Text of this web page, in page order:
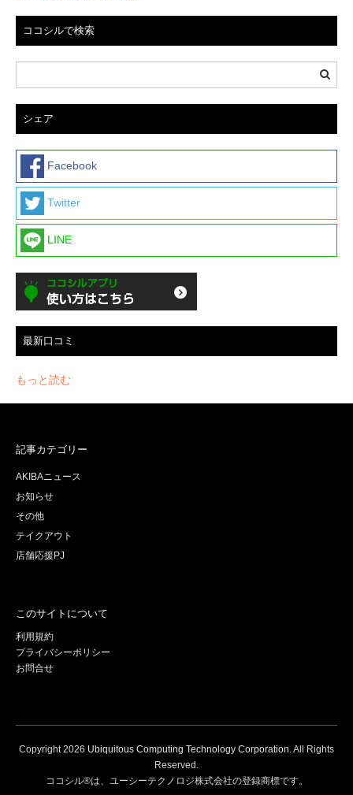
ココシルで検索
シェア
Facebook
Twitter
LINE
最新口コミ
もっと読む
記事カテゴリー
AKIBAニュース
お知らせ
その他
テイクアウト
店舗応援PJ
このサイトについて
利用規約
プライバシーポリシー
お問合せ
Copyright2026 Ubiquitous Computing Technology Corporation. All Rights
Reserved.
ココシル®は、ユーシーテクノロジ株式会社の登録商標です。